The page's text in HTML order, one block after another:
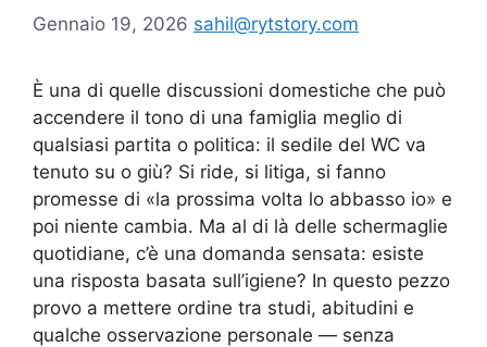
Gennaio 19, 2026 sahil@rytstory.com
È una di quelle discussioni domestiche che può
accendere il tono di una famiglia meglio di
qualsiasi partita o politica: il sedile del WC va
tenuto su o giù? Si ride, si litiga, si fanno
promesse di «la prossima volta lo abbasso io» e
poi niente cambia. Ma al di là delle schermaglie
quotidiane, c’è una domanda sensata: esiste
una risposta basata sull’igiene? In questo pezzo
provo a mettere ordine tra studi, abitudini e
qualche osservazione personale — senza